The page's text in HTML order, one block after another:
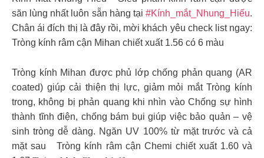
săn lùng nhất luôn sẵn hàng tại #Kính_mắt_Nhung_Hiếu.
Chân ái đích thị là đây rồi, mời khách yêu check list ngay:
Tròng kính râm cận Mihan chiết xuất 1.56 có 6 màu
Tròng kính Mihan được phủ lớp chống phản quang (AR
coated) giúp cải thiện thị lực, giảm mỏi mắt Tròng kính
trong, không bị phản quang khi nhìn vào Chống sự hình
thành tĩnh điện, chống bám bụi giúp việc bảo quản – vệ
sinh tròng dễ dàng. Ngăn UV 100% từ mặt trước và cả
mặt sau Tròng kính râm cận Chemi chiết xuất 1.60 và